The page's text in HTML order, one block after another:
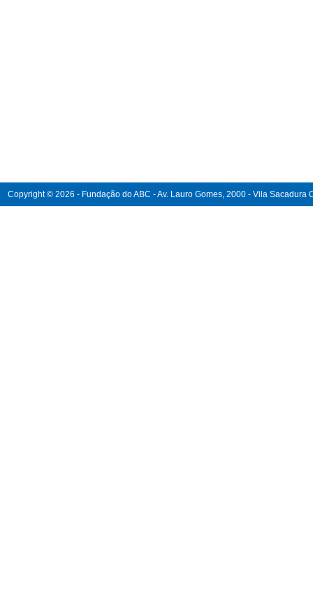
Copyright © 2026 - Fundação do ABC - Av. Lauro Gomes, 2000 - Vila